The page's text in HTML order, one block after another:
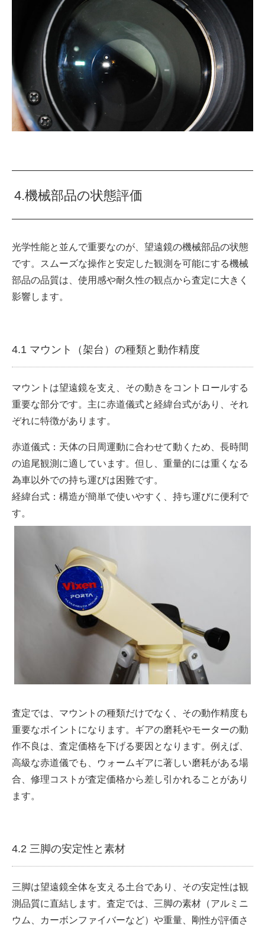
4.機械部品の状態評価
光学性能と並んで重要なのが、望遠鏡の機械部品の状態
です。スムーズな操作と安定した観測を可能にする機械
部品の品質は、使用感や耐久性の観点から査定に大きく
影響します。
4.1 マウント（架台）の種類と動作精度
マウントは望遠鏡を支え、その動きをコントロールする
重要な部分です。主に赤道儀式と経緯台式があり、それ
ぞれに特徴があります。
赤道儀式：天体の日周運動に合わせて動くため、長時間
の追尾観測に適しています。但し、重量的には重くなる
為車以外での持ち運びは困難です。
経緯台式：構造が簡単で使いやすく、持ち運びに便利で
す。
査定では、マウントの種類だけでなく、その動作精度も
重要なポイントになります。ギアの磨耗やモーターの動
作不良は、査定価格を下げる要因となります。例えば、
高級な赤道儀でも、ウォームギアに著しい磨耗がある場
合、修理コストが査定価格から差し引かれることがあり
ます。
4.2 三脚の安定性と素材
三脚は望遠鏡全体を支える土台であり、その安定性は観
測品質に直結します。査定では、三脚の素材（アルミニ
ウム、カーボンファイバーなど）や重量、剛性が評価さ